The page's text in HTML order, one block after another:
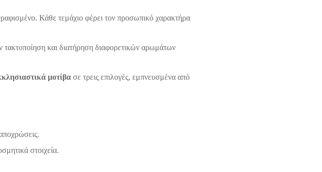
Κάθε τεμάχιο φέρει τον προσωπικό χαρακτήρα
τακτοποίηση και διατήρηση διαφορετικών αρωμάτων
μοτίβασε τρεις επιλογές, εμπνευσμένα από
στοιχεία.